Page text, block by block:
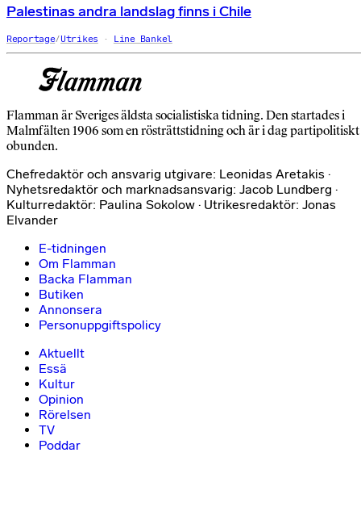
Palestinas andra landslag finns i Chile
Reportage/Utrikes Line Bankel
Flamman är Sveriges äldsta socialistiska tidning. Den startades i
Malmfälten 1906 som en rösträttstidning och är i dag partipolitiskt
obunden.
Chefredaktör och ansvarig utgivare: Leonidas Aretakis ·
Nyhetsredaktör och marknadsansvarig: Jacob Lundberg ·
Kulturredaktör: Paulina Sokolow · Utrikesredaktör: Jonas
Elvander
E-tidningen
Om Flamman
Backa Flamman
Butiken
Annonsera
Personuppgiftspolicy
Aktuellt
Essä
Kultur
Opinion
Rörelsen
TV
Poddar